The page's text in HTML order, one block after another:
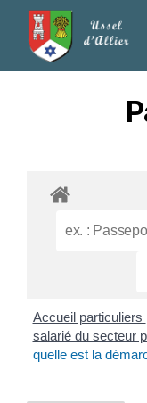
Accueil particuliers
salarié du secteur
quelle est la